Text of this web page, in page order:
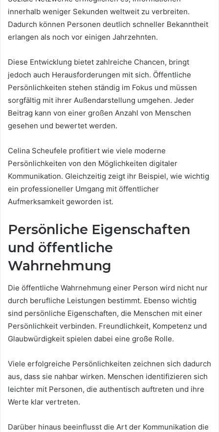
innerhalb weniger Sekunden weltweit zu verbreiten.
Dadurch können Personen deutlich schneller Bekanntheit
erlangen als noch vor einigen Jahrzehnten.
Diese Entwicklung bietet zahlreiche Chancen, bringt
jedoch auch Herausforderungen mit sich. Öffentliche
Persönlichkeiten stehen ständig im Fokus und müssen
sorgfältig mit ihrer Außendarstellung umgehen. Jeder
Beitrag kann von einer großen Anzahl von Menschen
gesehen und bewertet werden.
Celina Scheufele profitiert wie viele moderne
Persönlichkeiten von den Möglichkeiten digitaler
Kommunikation. Gleichzeitig zeigt ihr Beispiel, wie wichtig
ein professioneller Umgang mit öffentlicher
Aufmerksamkeit geworden ist.
Persönliche Eigenschaften
und öffentliche
Wahrnehmung
Die öffentliche Wahrnehmung einer Person wird nicht nur
durch berufliche Leistungen bestimmt. Ebenso wichtig
sind persönliche Eigenschaften, die Menschen mit einer
Persönlichkeit verbinden. Freundlichkeit, Kompetenz und
Glaubwürdigkeit spielen dabei eine große Rolle.
Viele erfolgreiche Persönlichkeiten zeichnen sich dadurch
aus, dass sie nahbar wirken. Menschen identifizieren sich
leichter mit Personen, die authentisch auftreten und ihre
Werte klar vertreten.
Darüber hinaus beeinflusst die Art der Kommunikation die